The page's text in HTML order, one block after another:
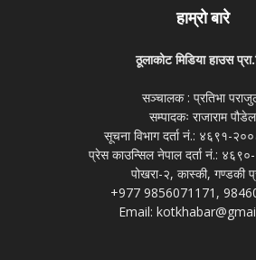
हाम्रो बारे
ठूलाकोट मिडिया हाउस
सञ्चालक : प्रतिभा
सम्पादकः राजाराम पौडेल
सूचना विभाग दर्ता नं.: ४६९१-
प्रेस काउन्सिल नेपाल दर्ता नं.:
पोखरा-२, कास्की, गण्डकी
+977 9856071171,
Email: